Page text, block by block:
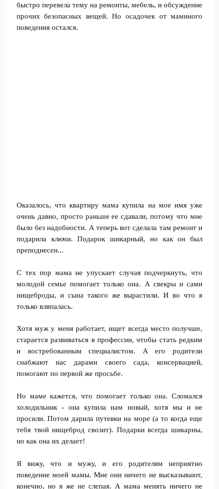
быстро перевела тему на ремонты, мебель, и обсуждение
прочих безопасных вещей. Но осадочек от маминого
поведения остался.
Оказалось, что квартиру мама купила на мое имя уже
очень давно, просто раньше ее сдавали, потому что мне
было без надобности. А теперь вот сделала там ремонт и
подарила ключи. Подарок шикарный, но как он был
преподнесен...
С тех пор мама не упускает случая подчеркнуть, что
молодой семье помогает только она. А свекры и сами
нищеброды, и сына такого же вырастили. И во что я
только вляпалась.
Хотя муж у меня работает, ищет всегда место получше,
старается развиваться в профессии, чтобы стать редким
и востребованным специалистом. А его родители
снабжают нас дарами своего сада, консервацией,
помогают по первой же просьбе.
Но маме кажется, что помогает только она. Сломался
холодильник - она купила нам новый, хотя мы и не
просили. Потом дарила путевки на море (а то когда еще
тебя твой нищеброд свозит). Подарки всегда шикарны,
но как она их делает!
Я вижу, что и мужу, и его родителям неприятно
поведение моей мамы. Мне они ничего не высказывают,
конечно, но я же не слепая. А мама менять ничего не